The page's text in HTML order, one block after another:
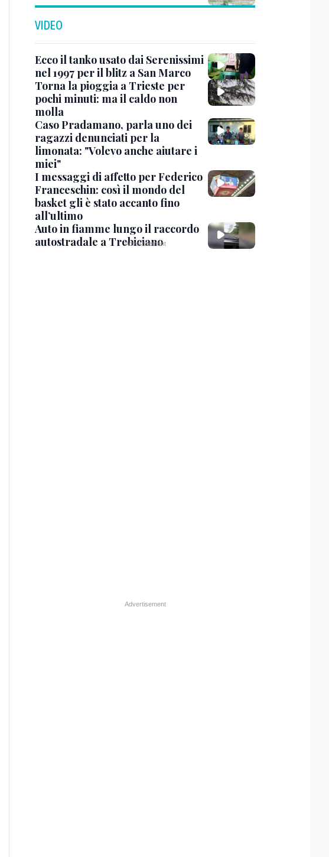
VIDEO
Ecco il tanko usato dai Serenissimi
nel 1997 per il blitz a San Marco
Torna la pioggia a Trieste per
pochi minuti: ma il caldo non
molla
Caso Pradamano, parla uno dei
ragazzi denunciati per la
limonata: "Volevo anche aiutare i
miei"
I messaggi di affetto per Federico
Franceschin: così il mondo del
basket gli è stato accanto fino
all’ultimo
Auto in fiamme lungo il raccordo
autostradale a Trebiciano